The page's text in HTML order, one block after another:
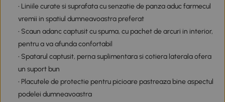
• Liniile curate si suprafata cu senzatie de panza aduc farmecul
vremii in spatiul dumneavoastra preferat
• Scaun adanc captusit cu spuma, cu pachet de arcuri in interior,
pentru a va afunda confortabil
• Spatarul captusit, perna suplimentara si cotiera laterala ofera
un suport bun
• Placutele de protectie pentru picioare pastreaza bine aspectul
podelei dumneavoastra